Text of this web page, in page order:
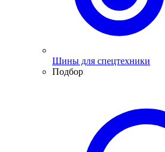
Шины для спецтехники
Подбор